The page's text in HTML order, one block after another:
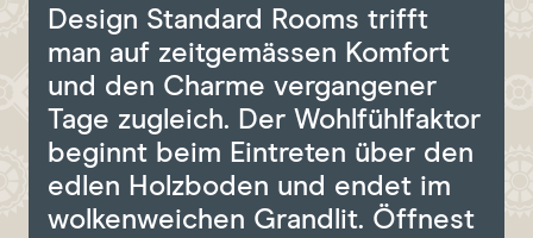
NEWSLETTER
HYGIENE
Promocode
JETZT BUCHEN
Design Standard Rooms trifft
man auf zeitgemässen Komfort
und den Charme vergangener
Tage zugleich. Der Wohlfühlfaktor
beginnt beim Eintreten über den
edlen Holzboden und endet im
wolkenweichen Grandlit. Öffnest